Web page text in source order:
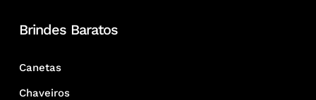
Brindes Baratos
Canetas
Chaveiros